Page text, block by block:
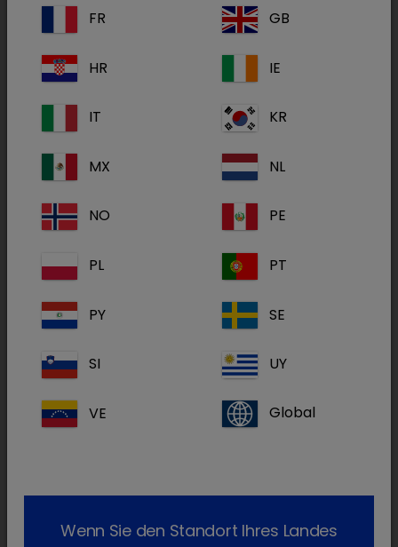
Atemwegserkrankung manifestieren kann.
Beginn der Immunität: 10 Tage nach der
Dauer der Immunität: 56 Tage nach der
möglich
Wirkstoff(e):
1 Dosis enthält: Virus der aviären
Infektiösen Bronchitis (IBV),
–104.6 EID50
Rekonstitution.
Kühl lagern und transportieren
FR GB
HR IE
IT KR
MX NL
NO PE
PL PT
PY SE
SI UY
VE Global
Wenn Sie den Standort Ihres Landes